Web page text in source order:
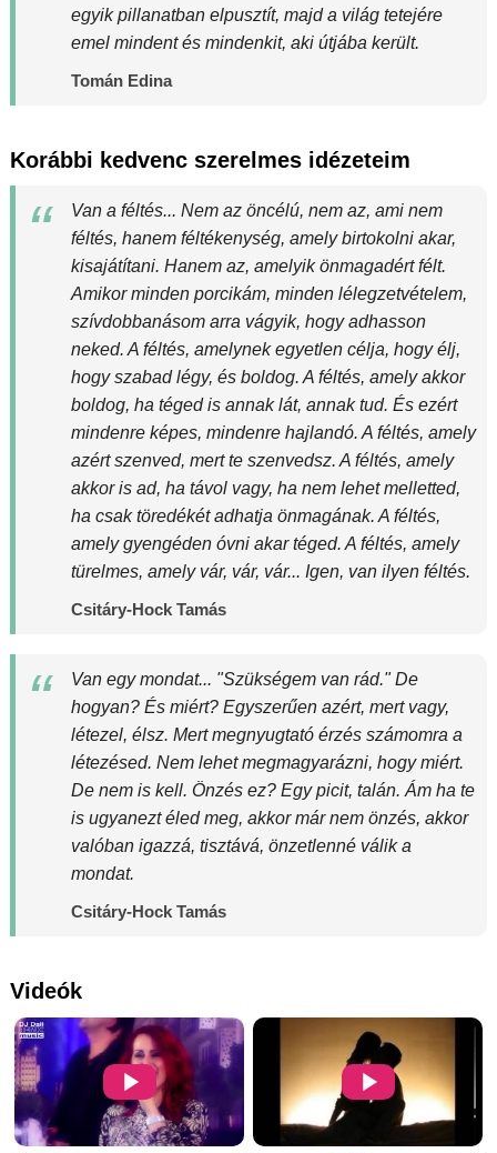
egyik pillanatban elpusztít, majd a világ tetejére
emel mindent és mindenkit, aki útjába került.
Tomán Edina
Korábbi kedvenc szerelmes idézeteim
Van a féltés... Nem az öncélú, nem az, ami nem
féltés, hanem féltékenység, amely birtokolni akar,
kisajátítani. Hanem az, amelyik önmagadért félt.
Amikor minden porcikám, minden lélegzetvételem,
szívdobbanásom arra vágyik, hogy adhasson
neked. A féltés, amelynek egyetlen célja, hogy élj,
hogy szabad légy, és boldog. A féltés, amely akkor
boldog, ha téged is annak lát, annak tud. És ezért
mindenre képes, mindenre hajlandó. A féltés, amely
azért szenved, mert te szenvedsz. A féltés, amely
akkor is ad, ha távol vagy, ha nem lehet melletted,
ha csak töredékét adhatja önmagának. A féltés,
amely gyengéden óvni akar téged. A féltés, amely
türelmes, amely vár, vár, vár... Igen, van ilyen féltés.
Csitáry-Hock Tamás
Van egy mondat... "Szükségem van rád." De
hogyan? És miért? Egyszerűen azért, mert vagy,
létezel, élsz. Mert megnyugtató érzés számomra a
létezésed. Nem lehet megmagyarázni, hogy miért.
De nem is kell. Önzés ez? Egy picit, talán. Ám ha te
is ugyanezt éled meg, akkor már nem önzés, akkor
valóban igazzá, tisztává, önzetlenné válik a
mondat.
Csitáry-Hock Tamás
Videók